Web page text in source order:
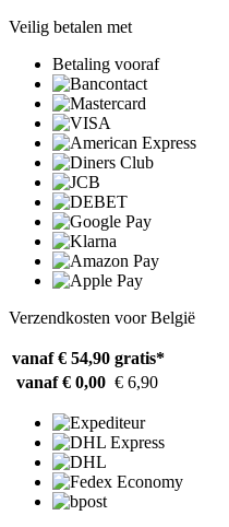
Veilig betalen met
Betaling vooraf
Verzendkosten voor België
vanaf € 54,90 gratis*
vanaf € 0,00 € 6,90